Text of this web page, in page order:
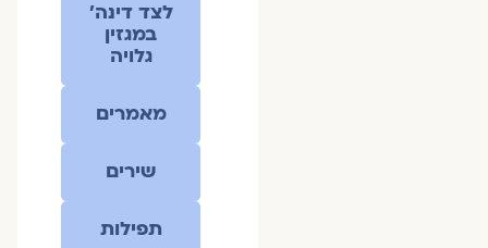
לצד דינה׳
במגזין
גלויה
מאמרים
שירים
תפילות